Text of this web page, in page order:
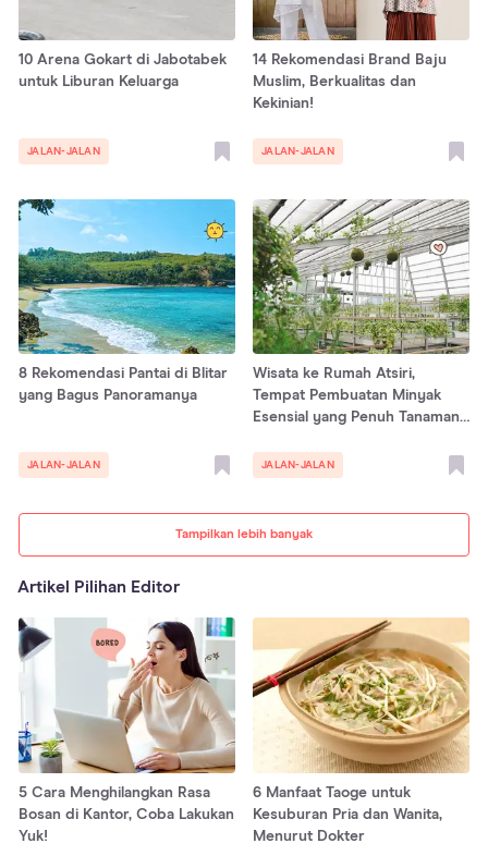
Tampilkan lebih banyak
10 Arena Gokart di Jabotabek
untuk Liburan Keluarga
JALAN-JALAN
14 Rekomendasi Brand Baju
Muslim, Berkualitas dan
Kekinian!
JALAN-JALAN
8 Rekomendasi Pantai di Blitar
yang Bagus Panoramanya
JALAN-JALAN
Wisata ke Rumah Atsiri,
Tempat Pembuatan Minyak
Esensial yang Penuh Tanaman
JALAN-JALAN
Artikel Pilihan Editor
5 Cara Menghilangkan Rasa
Bosan di Kantor, Coba Lakukan
Yuk!
6 Manfaat Taoge untuk
Kesuburan Pria dan Wanita,
Menurut Dokter